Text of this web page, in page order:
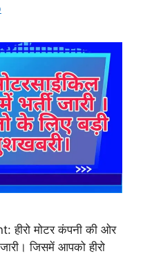
मोटर कंपनी की ओर
जिसमें आपको हीरो